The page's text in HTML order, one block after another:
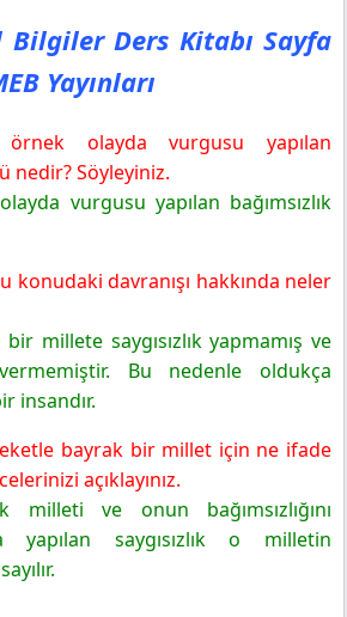
Kullandığım Kaynaklar
Ülkenin
Bilgiler Ders Kitabı Sayfa
Yayınları
örnek olayda vurgusu yapılan
nedir? Söyleyiniz.
vurgusu yapılan bağımsızlık
konudaki davranışı hakkında neler
millete saygısızlık yapmamış ve
Bu nedenle oldukça
insandır.
bayrak bir millet için ne ifade
açıklayınız.
milleti ve onun bağımsızlığını
yapılan saygısızlık o milletin